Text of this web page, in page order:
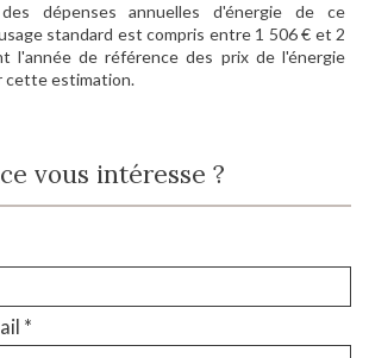
dépenses annuelles d'énergie de ce
standard est compris entre 1 506 € et 2
l'année de référence des prix de l'énergie
cette estimation.
vous intéresse ?
*